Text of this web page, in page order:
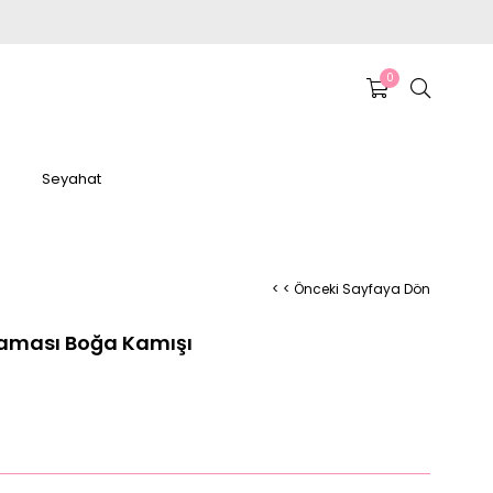
0
Seyahat
< < Önceki Sayfaya Dön
Boğa Kamışı